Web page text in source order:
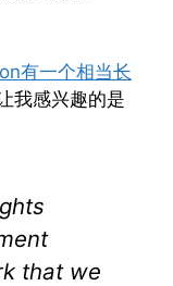
有一个相当长
我感兴趣的是
that we